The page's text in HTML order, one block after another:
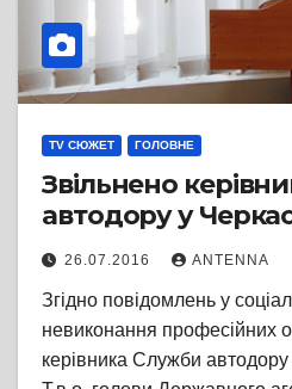
TV СЮЖЕТ ГОЛОВНЕ
Звільнено
автодору у
26.07.2016 ANTENNA
Згідно повідомлень у
невиконання професійних
керівника Служби автодору